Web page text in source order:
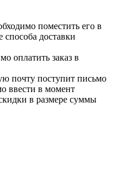
поместить его в
способа доставки
оплатить заказ в
почту поступит письмо
ввести в момент
в размере суммы